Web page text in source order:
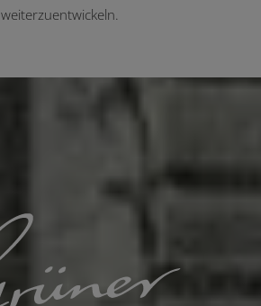
weiterzuentwickeln.